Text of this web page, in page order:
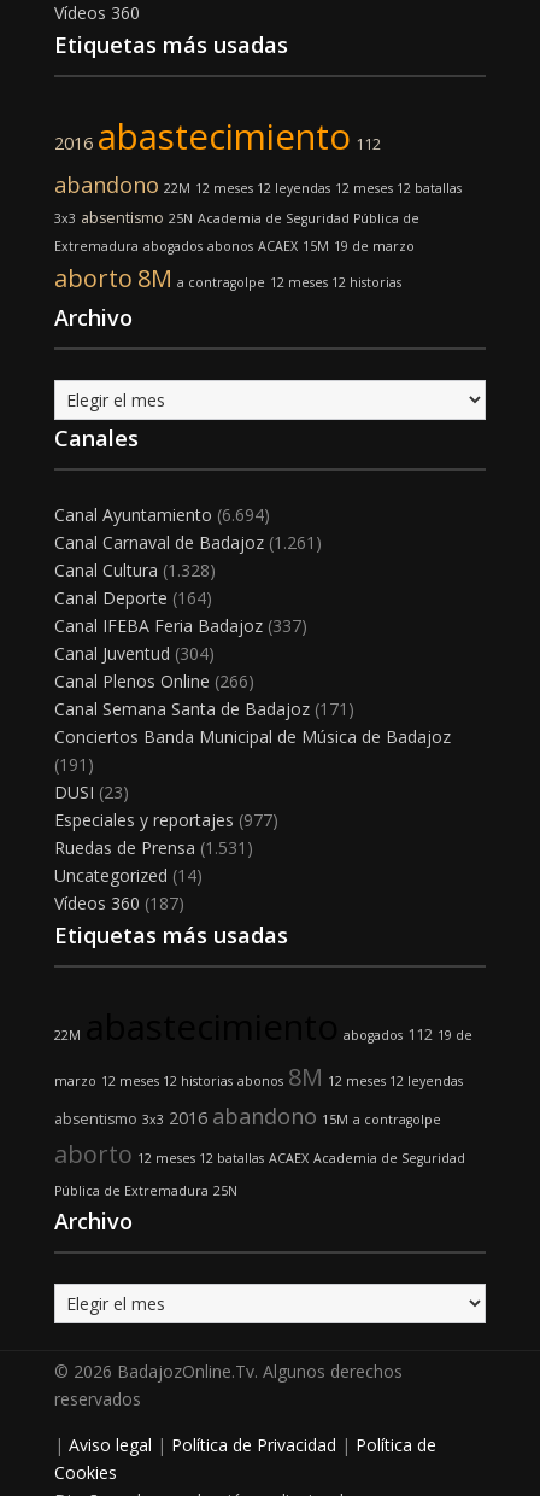
Vídeos 360
Etiquetas más usadas
2016 abastecimiento 112
abandono 22M 12 meses 12 leyendas 12 meses 12 batallas
3x3 absentismo 25N Academia de Seguridad Pública de
Extremadura abogados abonos ACAEX 15M 19 de marzo
aborto 8M a contragolpe 12 meses 12 historias
Archivo
Archivo
Canales
Canal Ayuntamiento (6.694)
Canal Carnaval de Badajoz(1.261)
Canal Cultura (1.328)
Canal Deporte (164)
Canal IFEBA Feria Badajoz(337)
Canal Juventud (304)
Canal Plenos Online (266)
Canal Semana Santa de Badajoz(171)
Conciertos Banda Municipal de Música de Badajoz
(191)
DUSI (23)
Especiales y reportajes (977)
Ruedas de Prensa (1.531)
Uncategorized (14)
Vídeos 360 (187)
Etiquetas más usadas
22M abogados 112 19 de
marzo 12 meses 12 historias abonos 8M 12 meses 12 leyendas
absentismo 3x3 2016 abandono 15M a contragolpe
aborto 12 meses 12 batallas ACAEX Academia de Seguridad
Pública de Extremadura 25N
Archivo
Archivo
© 2026 BadajozOnline.Tv. Algunos derechos
reservados
| Aviso legal | Política de Privacidad | Política de
Cookies